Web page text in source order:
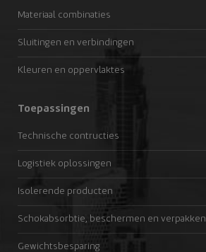
Materiaal combinaties
Sluitingen en verbindingen
Kleuren en oppervlaktes
Toepassingen
Technische contructies
Logistiek oplossingen
Isolerende producten
Schokabsorbtie, beschermen en verpakken
Gewichtsbesparing